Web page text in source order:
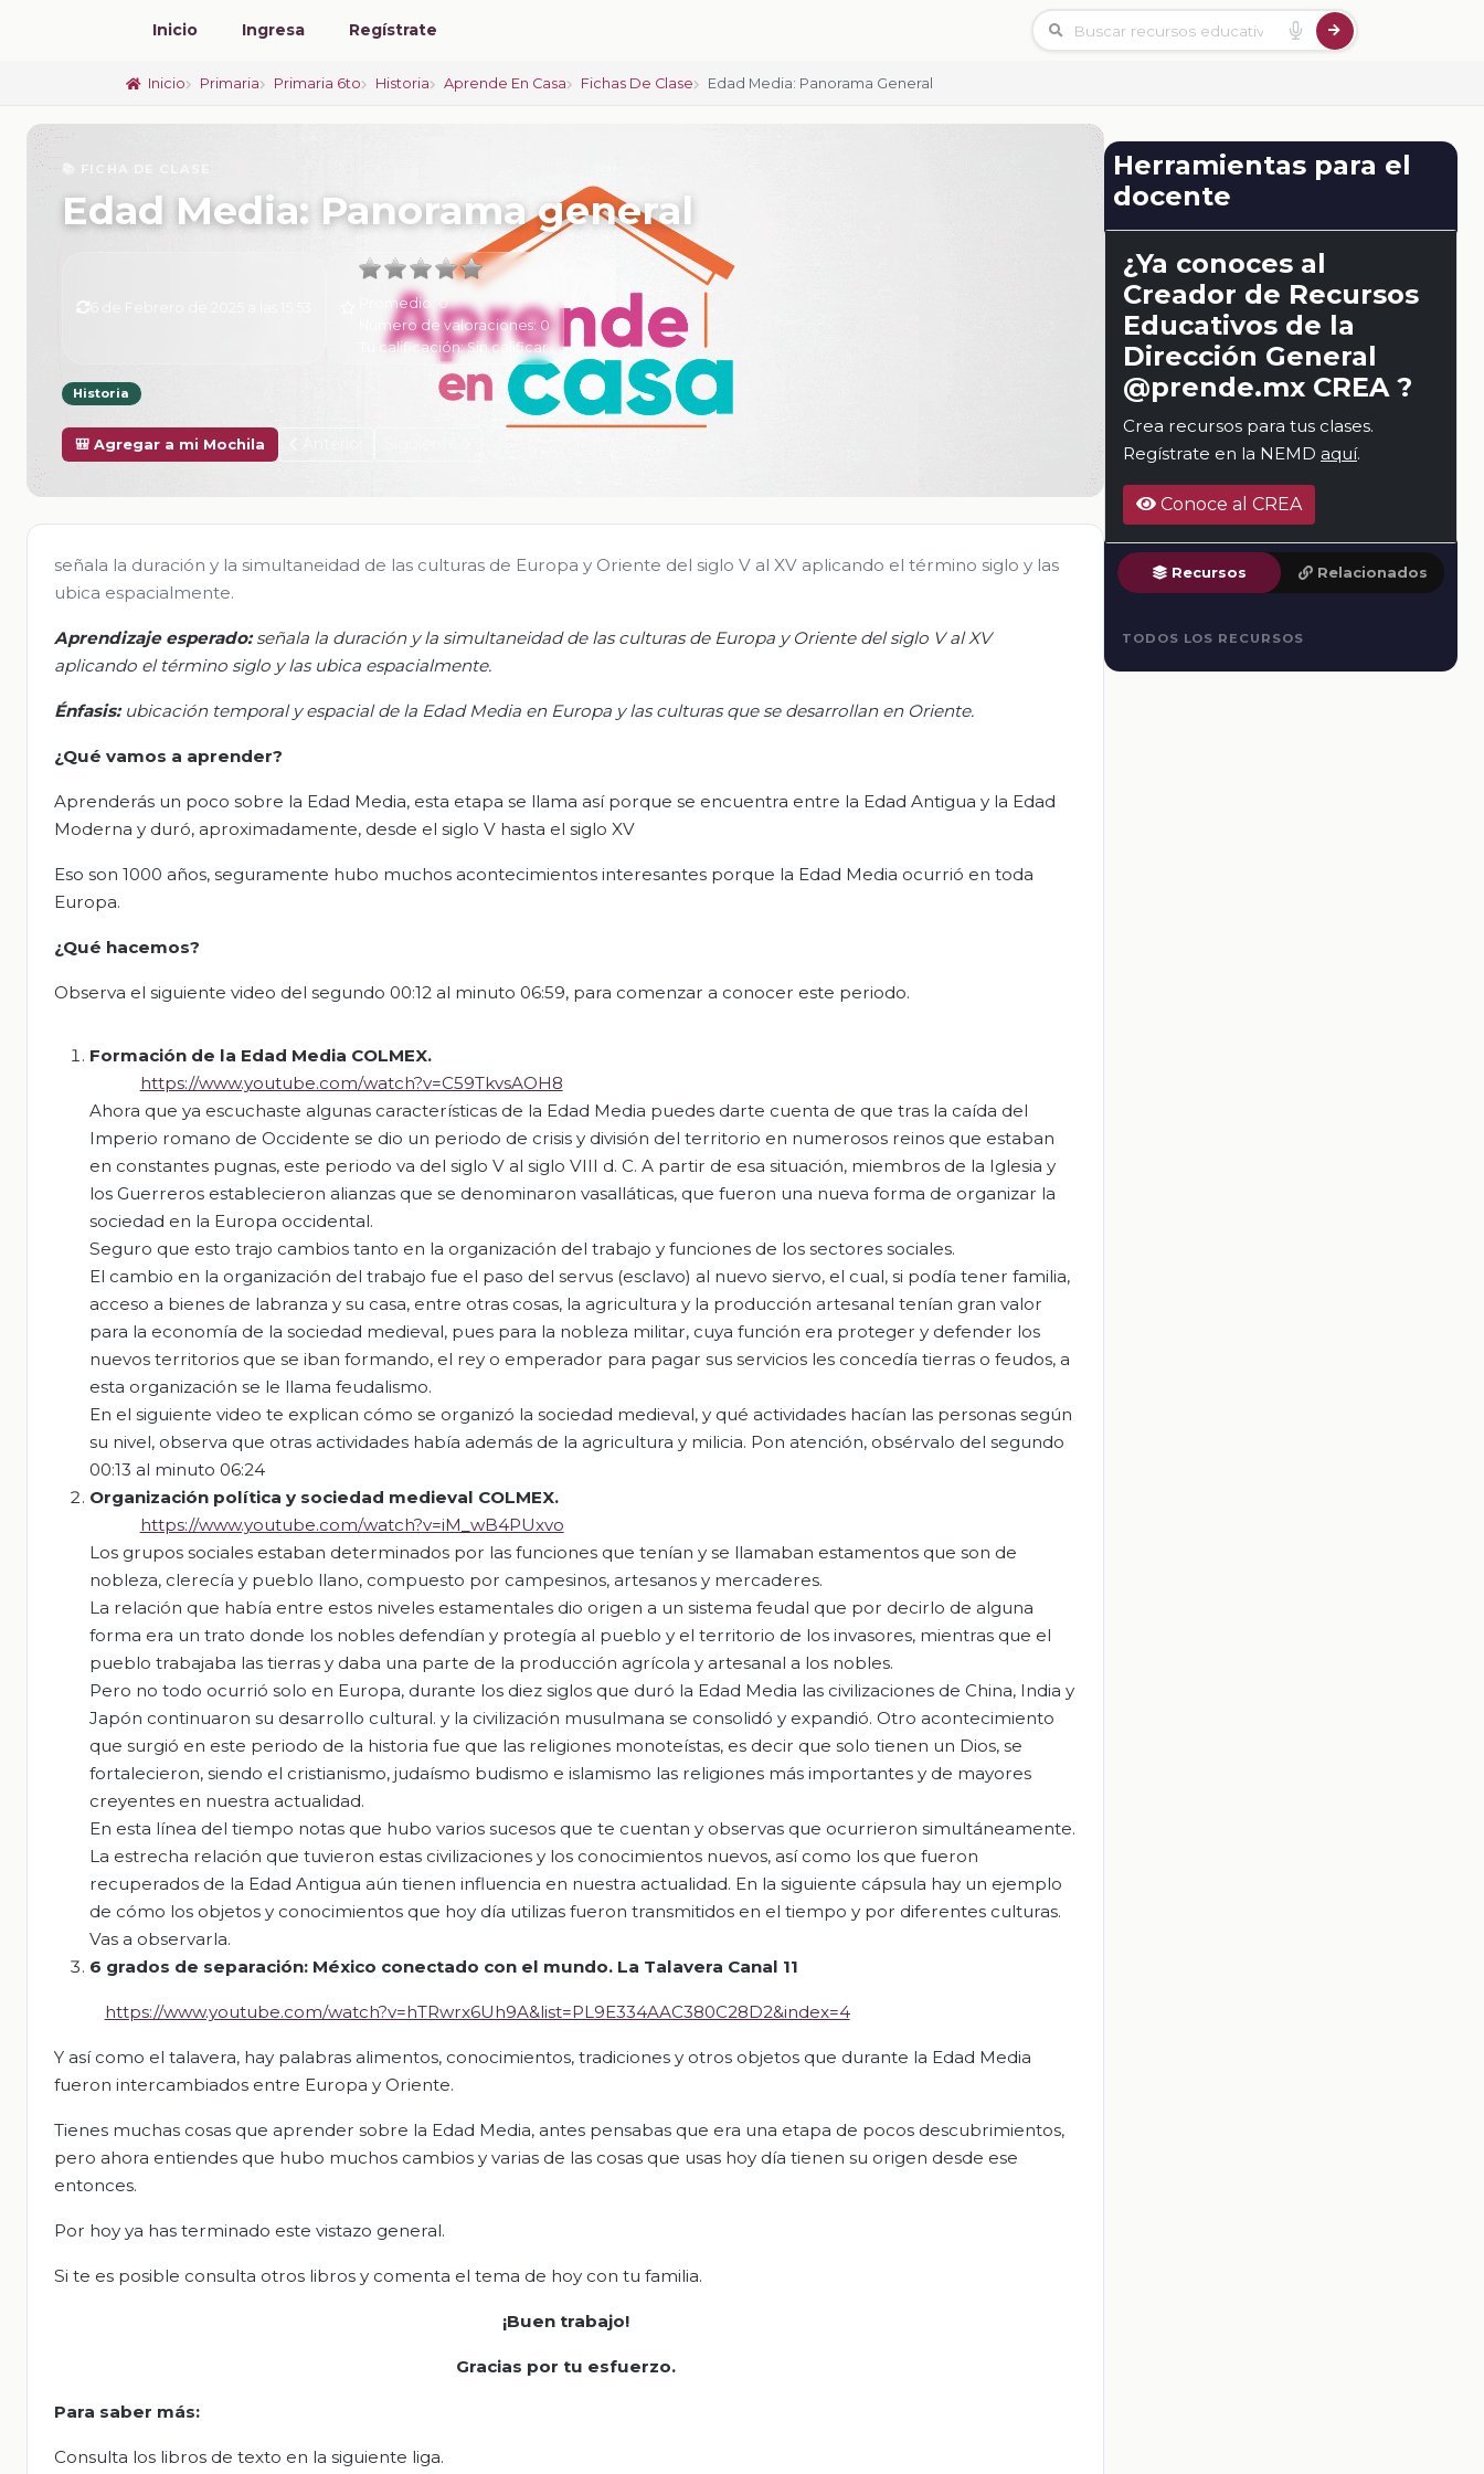
Inicio Ingresa Regístrate
Inicio Primaria Primaria 6to Historia Aprende En Casa Fichas De Clase Edad Media: Panorama General
📚 FICHA DE CLASE
Edad Media: Panorama general
Promedio: 0
Número de valoraciones: 0
Tu calificación:Sin calificar
Historia
🎒 Agregar a mi Mochila
señala la duración y la simultaneidad de las culturas de Europa y Oriente del siglo V al XV aplicando el término siglo y las
ubica espacialmente.
Aprendizaje esperado:señala la duración y la simultaneidad de las culturas de Europa y Oriente del siglo V al XV
aplicando el término siglo y las ubica espacialmente.
Énfasis: ubicación temporal y espacial de la Edad Media en Europa y las culturas que se desarrollan en Oriente.
¿Qué vamos a aprender?
Aprenderás un poco sobre la Edad Media, esta etapa se llama así porque se encuentra entre la Edad Antigua y la Edad
Moderna y duró, aproximadamente, desde el siglo V hasta el siglo XV
Eso son 1000 años, seguramente hubo muchos acontecimientos interesantes porque la Edad Media ocurrió en toda
Europa.
¿Qué hacemos?
Observa el siguiente video del segundo 00:12 al minuto 06:59, para comenzar a conocer este periodo.
Formación de la Edad Media COLMEX.
https://www.youtube.com/watch?v=C59TkvsAOH8
Ahora que ya escuchaste algunas características de la Edad Media puedes darte cuenta de que tras la caída del
Imperio romano de Occidente se dio un periodo de crisis y división del territorio en numerosos reinos que estaban
en constantes pugnas, este periodo va del siglo V al siglo VIII d. C. A partir de esa situación, miembros de la Iglesia y
los Guerreros establecieron alianzas que se denominaron vasalláticas, que fueron una nueva forma de organizar la
sociedad en la Europa occidental.
Seguro que esto trajo cambios tanto en la organización del trabajo y funciones de los sectores sociales.
El cambio en la organización del trabajo fue el paso del servus (esclavo) al nuevo siervo, el cual, si podía tener familia,
acceso a bienes de labranza y su casa, entre otras cosas, la agricultura y la producción artesanal tenían gran valor
para la economía de la sociedad medieval, pues para la nobleza militar, cuya función era proteger y defender los
nuevos territorios que se iban formando, el rey o emperador para pagar sus servicios les concedía tierras o feudos, a
esta organización se le llama feudalismo.
En el siguiente video te explican cómo se organizó la sociedad medieval, y qué actividades hacían las personas según
su nivel, observa que otras actividades había además de la agricultura y milicia. Pon atención, obsérvalo del segundo
00:13 al minuto 06:24
Organización política y sociedad medieval COLMEX.
https://www.youtube.com/watch?v=iM_wB4PUxvo
Los grupos sociales estaban determinados por las funciones que tenían y se llamaban estamentos que son de
nobleza, clerecía y pueblo llano, compuesto por campesinos, artesanos y mercaderes.
La relación que había entre estos niveles estamentales dio origen a un sistema feudal que por decirlo de alguna
forma era un trato donde los nobles defendían y protegía al pueblo y el territorio de los invasores, mientras que el
pueblo trabajaba las tierras y daba una parte de la producción agrícola y artesanal a los nobles.
Pero no todo ocurrió solo en Europa, durante los diez siglos que duró la Edad Media las civilizaciones de China, India y
Japón continuaron su desarrollo cultural. y la civilización musulmana se consolidó y expandió. Otro acontecimiento
que surgió en este periodo de la historia fue que las religiones monoteístas, es decir que solo tienen un Dios, se
fortalecieron, siendo el cristianismo, judaísmo budismo e islamismo las religiones más importantes y de mayores
creyentes en nuestra actualidad.
En esta línea del tiempo notas que hubo varios sucesos que te cuentan y observas que ocurrieron simultáneamente.
La estrecha relación que tuvieron estas civilizaciones y los conocimientos nuevos, así como los que fueron
recuperados de la Edad Antigua aún tienen influencia en nuestra actualidad. En la siguiente cápsula hay un ejemplo
de cómo los objetos y conocimientos que hoy día utilizas fueron transmitidos en el tiempo y por diferentes culturas.
Vas a observarla.
6 grados de separación: México conectado con el mundo. La Talavera Canal 11
https://www.youtube.com/watch?v=hTRwrx6Uh9A&list=PL9E334AAC380C28D2&index=4
Y así como el talavera, hay palabras alimentos, conocimientos, tradiciones y otros objetos que durante la Edad Media
fueron intercambiados entre Europa y Oriente.
Tienes muchas cosas que aprender sobre la Edad Media, antes pensabas que era una etapa de pocos descubrimientos,
pero ahora entiendes que hubo muchos cambios y varias de las cosas que usas hoy día tienen su origen desde ese
entonces.
Por hoy ya has terminado este vistazo general.
Si te es posible consulta otros libros y comenta el tema de hoy con tu familia.
¡Buen trabajo!
Gracias por tu esfuerzo.
Para saber más:
Consulta los libros de texto en la siguiente liga.
Herramientas para el
docente
¿Ya conoces al
Creador de Recursos
Educativos de la
Dirección General
@prende.mx CREA ?
Crea recursos para tus clases.
Regístrate en la NEMD aquí.
Conoce al CREA
Recursos Relacionados
TODOS LOS RECURSOS